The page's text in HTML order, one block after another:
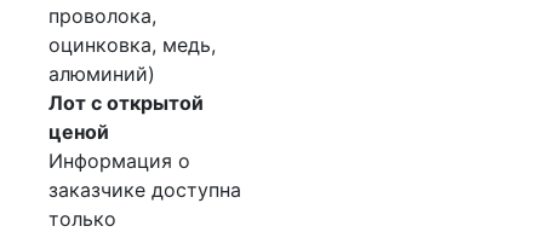
проволока,
оцинковка, медь,
алюминий)
Лот с открытой
ценой
Информация о
заказчике доступна
только